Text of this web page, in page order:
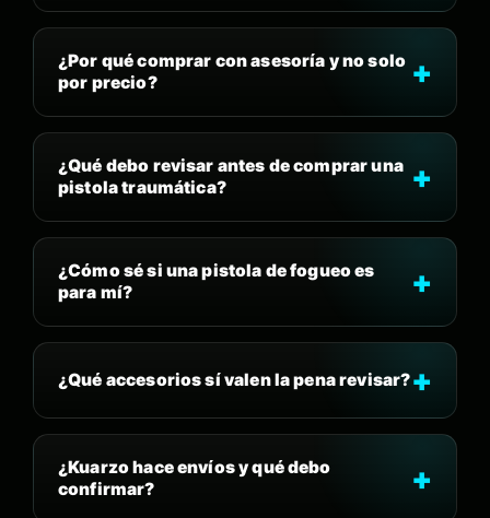
¿Por qué comprar con asesoría y no solo
por precio?
¿Qué debo revisar antes de comprar una
pistola traumática?
¿Cómo sé si una pistola de fogueo es
para mí?
¿Qué accesorios sí valen la pena revisar?
¿Kuarzo hace envíos y qué debo
confirmar?